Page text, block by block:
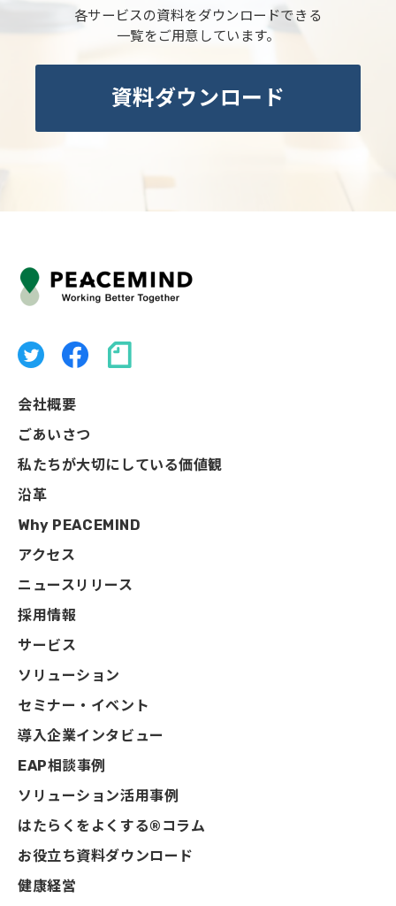
各サービスの資料をダウンロードできる
一覧をご用意しています。
資料ダウンロード
会社概要
ごあいさつ
私たちが大切にしている価値観
沿革
Why PEACEMIND
アクセス
ニュースリリース
採用情報
サービス
ソリューション
セミナー・イベント
導入企業インタビュー
EAP相談事例
ソリューション活用事例
はたらくをよくする®コラム
お役立ち資料ダウンロード
健康経営